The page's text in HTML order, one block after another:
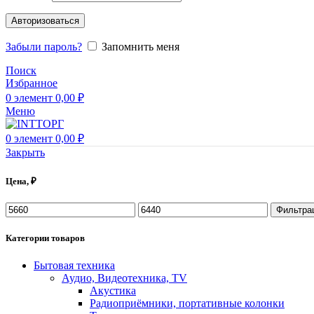
Авторизоваться
Забыли пароль?
Запомнить меня
Поиск
Избранное
0 элемент 0,00 ₽
Меню
0 элемент 0,00 ₽
Закрыть
Цена, ₽
Минимальная
цена
Максимальная
цена
Категории товаров
Бытовая техника
Аудио, Видеотехника, TV
Акустика
Радиоприёмники, портативные колонки